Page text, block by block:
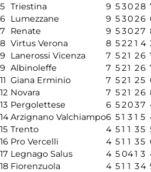
5 Triestina 9 53028
6 Lumezzane 9 53026
7
Renate 9 53027
8 Virtus Verona 8 522 1 4
9
Lanerossi Vicenza 7 521 26
9 Albinoleffe 7 521 26
11 Giana Erminio 7 521 25
12 Novara 7 521 26
13 Pergolettese 6 52037
14Arzignano Valchiampo6 51 3 1 5
15 Trento 4 51 1 35
16 Pro Vercelli 4 51 1 35
17 Legnago Salus 4 5041 3
18 Fiorenzuola 4 51 1 34